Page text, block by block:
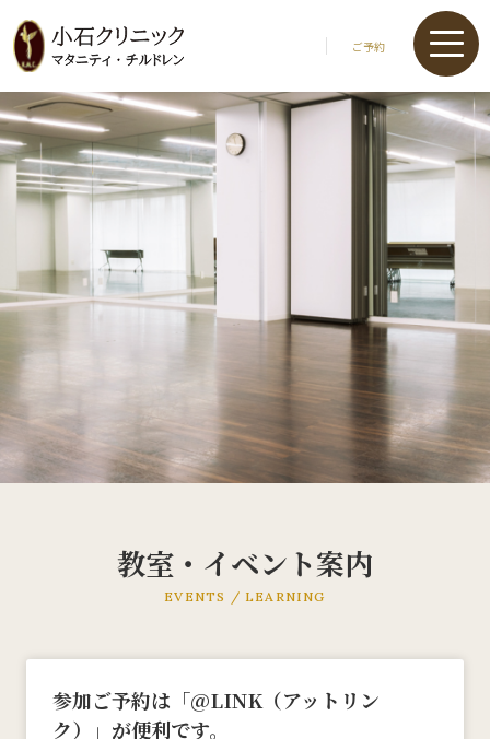
ご予約
小石マタニティクリニック
0532-66-1212
小石チルドレンクリニック
0532-66-1515
KMCウィメンズヘルスクリニック
0532-66-5514
KMC産後ケアセンター
0532-66-5143
教室・イベント案内
EVENTS / LEARNING
参加ご予約は「@LINK（アットリン
ク）」が便利です。